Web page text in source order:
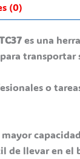
(0)
es una
transportar
o
mayor
de llevar en el